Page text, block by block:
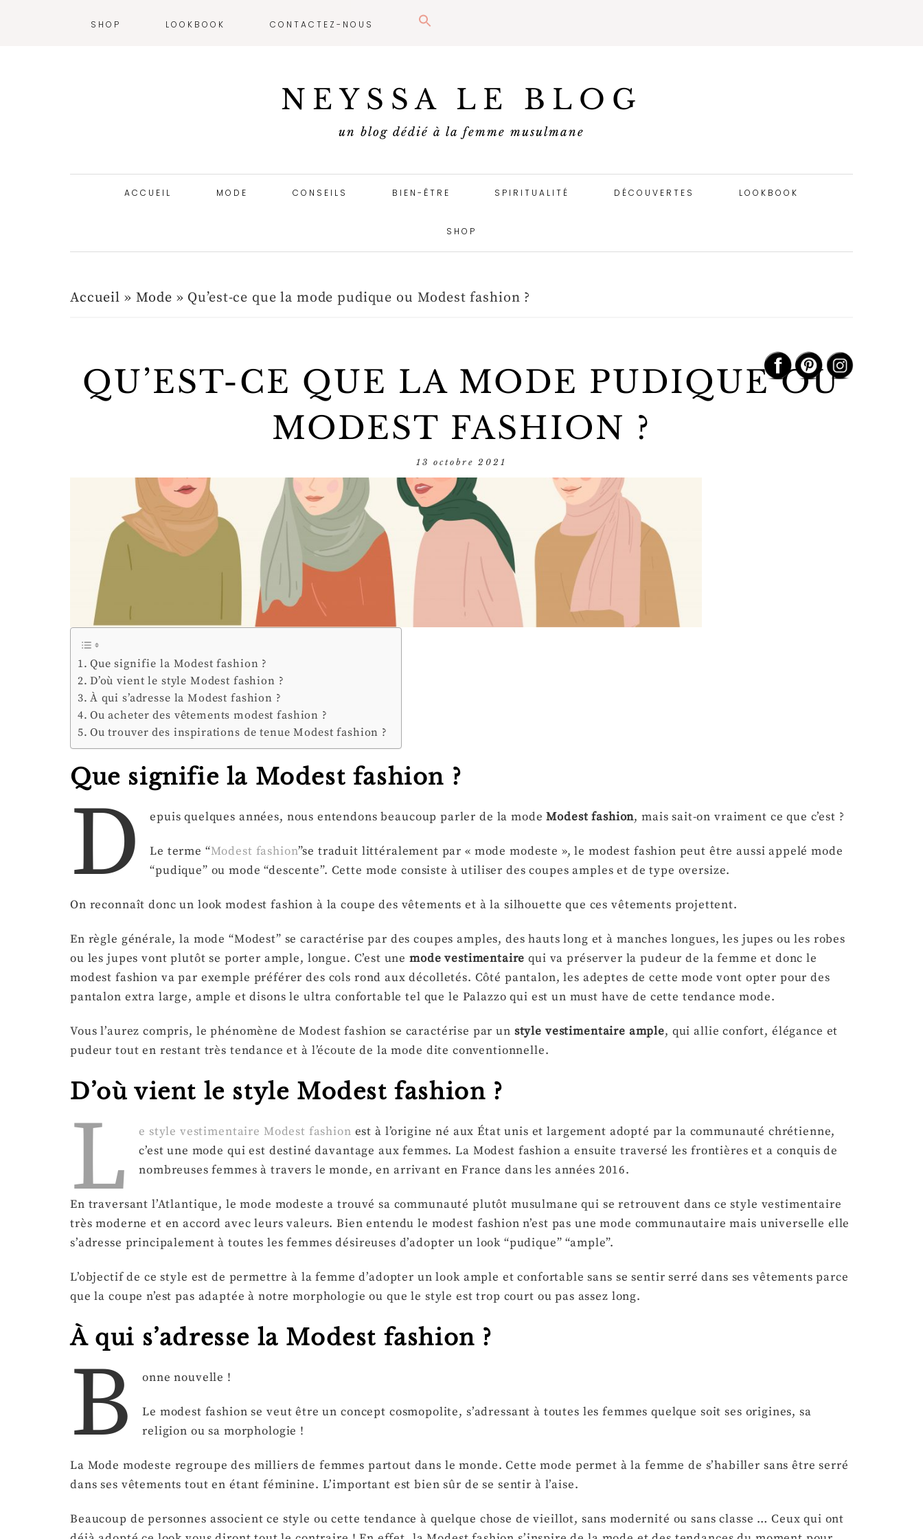
SHOP LOOKBOOK CONTACTEZ-NOUS
NEYSSA LE BLOG
un blog dédié à la femme musulmane
ACCUEIL MODE CONSEILS BIEN-ÊTRE SPIRITUALITÉ DÉCOUVERTES LOOKBOOK
SHOP
Accueil » Mode » Qu’est-ce que la mode pudique ou Modest fashion ?
QU’EST-CE QUE LA MODE PUDIQUE OU
MODEST FASHION ?
13 octobre 2021
Que signifie la Modest fashion ?
D’où vient le style Modest fashion ?
À qui s’adresse la Modest fashion ?
Ou acheter des vêtements modest fashion ?
Ou trouver des inspirations de tenue Modest fashion ?
Que signifie la Modest fashion ?
D epuis quelques années, nous entendons beaucoup parler de la mode Modest fashion, mais sait-on vraiment ce que c’est ?
Le terme “Modest fashion”se traduit littéralement par « mode modeste », le modest fashion peut être aussi appelé mode
“pudique” ou mode “descente”. Cette mode consiste à utiliser des coupes amples et de type oversize.
On reconnaît donc un look modest fashion à la coupe des vêtements et à la silhouette que ces vêtements projettent.
En règle générale, la mode “Modest” se caractérise par des coupes amples, des hauts long et à manches longues, les jupes ou les robes
ou les jupes vont plutôt se porter ample, longue. C’est unemode vestimentaire qui va préserver la pudeur de la femme et donc le
modest fashion va par exemple préférer des cols rond aux décolletés. Côté pantalon, les adeptes de cette mode vont opter pour des
pantalon extra large, ample et disons le ultra confortable tel que le Palazzo qui est un must have de cette tendance mode.
Vous l’aurez compris, le phénomène de Modest fashion se caractérise par un style vestimentaire ample, qui allie confort, élégance et
pudeur tout en restant très tendance et à l’écoute de la mode dite conventionnelle.
D’où vient le style Modest fashion ?
L e style vestimentaire Modest fashion est à l’origine né aux État unis et largement adopté par la communauté chrétienne,
c’est une mode qui est destiné davantage aux femmes. La Modest fashion a ensuite traversé les frontières et a conquis de
nombreuses femmes à travers le monde, en arrivant en France dans les années 2016.
En traversant l’Atlantique, le mode modeste a trouvé sa communauté plutôt musulmane qui se retrouvent dans ce style vestimentaire
très moderne et en accord avec leurs valeurs. Bien entendu le modest fashion n’est pas une mode communautaire mais universelle elle
s’adresse principalement à toutes les femmes désireuses d’adopter un look “pudique” “ample”.
L’objectif de ce style est de permettre à la femme d’adopter un look ample et confortable sans se sentir serré dans ses vêtements parce
que la coupe n’est pas adaptée à notre morphologie ou que le style est trop court ou pas assez long.
À qui s’adresse la Modest fashion ?
B onne nouvelle !
Le modest fashion se veut être un concept cosmopolite, s’adressant à toutes les femmes quelque soit ses origines, sa
religion ou sa morphologie !
La Mode modeste regroupe des milliers de femmes partout dans le monde. Cette mode permet à la femme de s’habiller sans être serré
dans ses vêtements tout en étant féminine. L’important est bien sûr de se sentir à l’aise.
Beaucoup de personnes associent ce style ou cette tendance à quelque chose de vieillot, sans modernité ou sans classe … Ceux qui ont